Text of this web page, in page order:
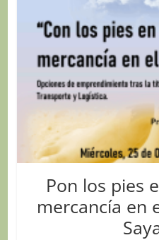
Pon los pies
mercancía en